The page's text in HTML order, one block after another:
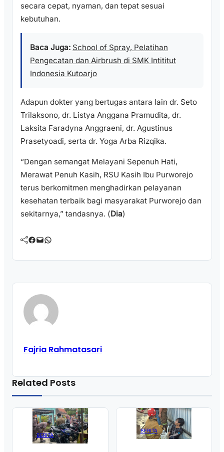
secara cepat, nyaman, dan tepat sesuai
kebutuhan.
Baca Juga: School of Spray, Pelatihan
Pengecatan dan Airbrush di SMK Intititut
Indonesia Kutoarjo
Adapun dokter yang bertugas antara lain dr. Seto
Trilaksono, dr. Listya Anggana Pramudita, dr.
Laksita Faradyna Anggraeni, dr. Agustinus
Prasetyoadi, serta dr. Yoga Arba Rizqika.
“Dengan semangat Melayani Sepenuh Hati,
Merawat Penuh Kasih, RSU Kasih Ibu Purworejo
terus berkomitmen menghadirkan pelayanan
kesehatan terbaik bagi masyarakat Purworejo dan
sekitarnya,” tandasnya. (Dia)
Facebook Mail WhatsApp
Fajria Rahmatasari
Related Posts
BERITA
BERITA